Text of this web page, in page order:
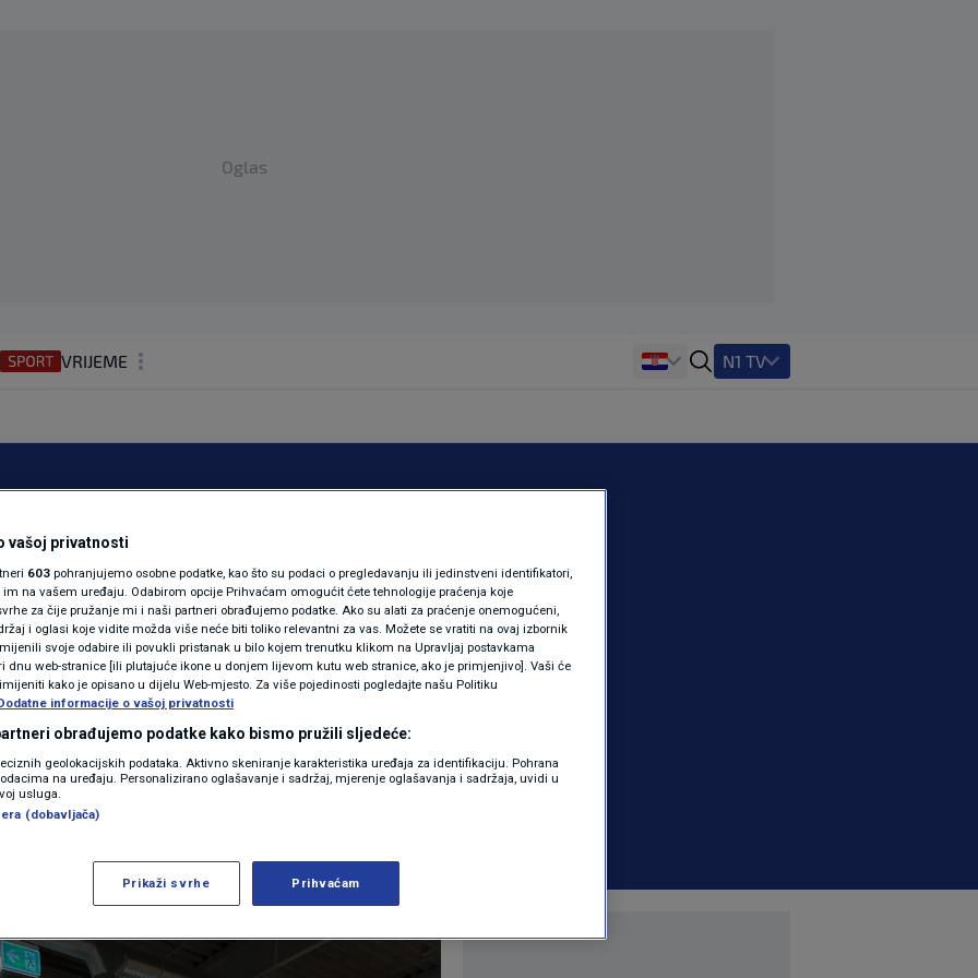
Oglas
VRIJEME
REGIJA
MAGAZIN
KOLUMNE
N1(DIS)INFO
KLIMATSKE PROMJENE
FOTO
VIDEO
N1 TV
šokantne brojke:
bojkota
4 komentara
Više
vašoj privatnosti
603 pohranjujemo osobne podatke, kao što su podaci o pregledavanju ili jedinstveni identifikatori,
na vašem uređaju. Odabirom opcije Prihvaćam omogućit ćete tehnologije praćenja koje
za čije pružanje mi i naši partneri obrađujemo podatke. Ako su alati za praćenje onemogućeni,
i oglasi koje vidite možda više neće biti toliko relevantni za vas. Možete se vratiti na ovaj izbornik
svoje odabire ili povukli pristanak u bilo kojem trenutku klikom na Upravljaj postavkama
dnu web-stranice [ili plutajuće ikone u donjem lijevom kutu web stranice, ako je primjenjivo]. Vaši će
kako je opisano u dijelu Web-mjesto. Za više pojedinosti pogledajte našu Politiku
informacije o vašoj privatnosti
obrađujemo podatke kako bismo pružili sljedeće:
geolokacijskih podataka. Aktivno skeniranje karakteristika uređaja za identifikaciju. Pohrana
na uređaju. Personalizirano oglašavanje i sadržaj, mjerenje oglašavanja i sadržaja, uvidi u
usluga.
(dobavljača)
Prikaži svrhe Prihvaćam